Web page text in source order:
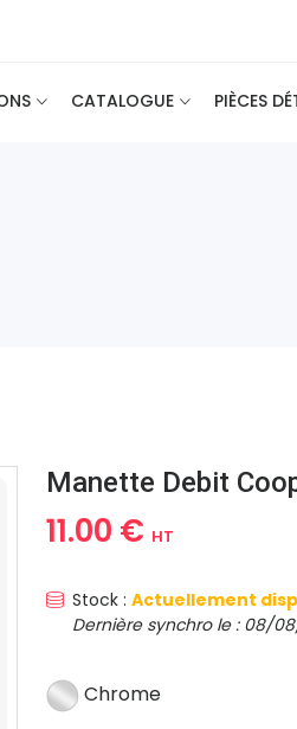
CATALOGUE PIÈCES
Manette Debit
11.00 € HT
Stock : Actuellement
Dernière synchro le : 08/
Chrome